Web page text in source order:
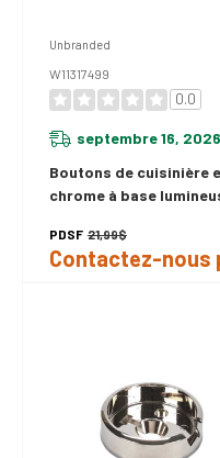
Unbranded
W11317499
0.0
septembre 16, 2026
Boutons de cuisinière
chrome à base
PDSF 21,99$
Contactez-nous